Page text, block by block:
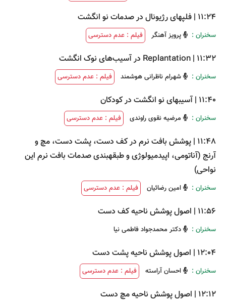
11:24
| فلپهای رژیونال در صدمات نو انگشت
سخنران : پرویز آهنگر فیلم : عدم دسترسی
11:32
| Replantation در آسیب‌های نوک انگشت
سخنران : شهرام ناظرانی هوشمند فیلم : عدم دسترسی
11:40
| آسیبهای نو انگشت در کودکان
سخنران : مرضیه نقوی راوندی فیلم : عدم دسترسی
11:48
| پوشش بافت نرم در کف دست، پشت دست، مچ و
آرنج (آناتومی، اپیدمیولوژی و طبقهبندی صدمات بافت نرم این
نواحی)
سخنران : امین رضائیان فیلم : عدم دسترسی
11:56
| اصول پوشش ناحیه کف دست
سخنران : دکتر محمدجواد فاطمی نیا
12:04
| اصول پوشش ناحیه پشت دست
سخنران : احسان آراسته فیلم : عدم دسترسی
12:12
| اصول پوشش ناحیه مچ دست